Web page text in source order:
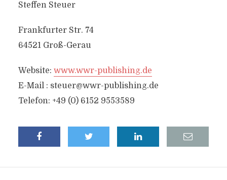
Steffen Steuer
Frankfurter Str. 74
64521 Groß-Gerau
Website: www.wwr-publishing.de
E-Mail : steuer@wwr-publishing.de
Telefon: +49 (0) 6152 9553589